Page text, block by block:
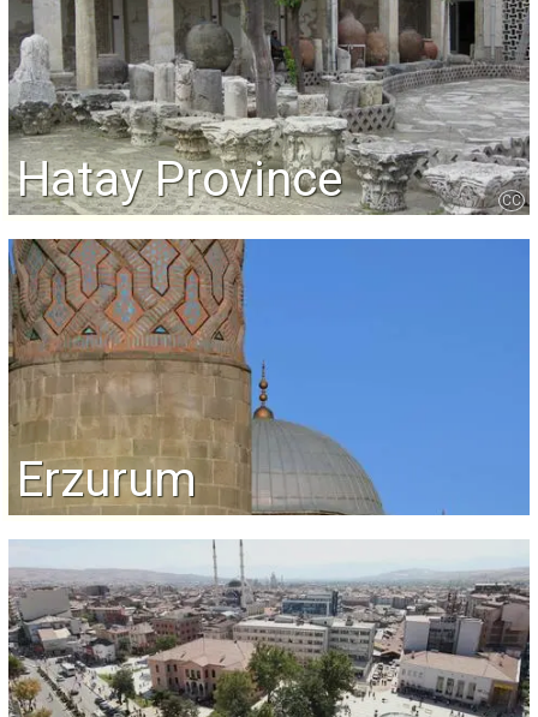
Hatay Province CC
Erzurum